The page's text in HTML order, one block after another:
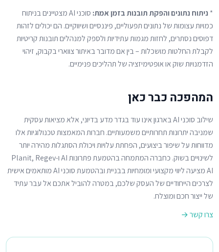
* ניתוח נתונים והפקת תובנות בזמן אמת:
סוכני AI מצטיינים בניתוח
כמויות עצומות של נתונים תפעוליים, פיננסיים ושיווקיים. הם יכולים לזהות
דפוסים נסתרים, לחזות מגמות עתידיות ולספק למנהלים תובנות קריטיות
לקבלת החלטות מושכלות – בין אם מדובר באיתור צווארי בקבוק, זיהוי
הזדמנויות שוק או אופטימיזציה של תהליכים פנימיים.
המהפכה כבר כאן
שילוב סוכני AI בארגון אינו עוד בגדר מדע בדיוני, אלא מציאות עסקית
שמניבה יתרונות תחרותיים משמעותיים. חברות המאמצות טכנולוגיות אלו
מדווחות על שיפור ביצועים, הפחתת עלויות ויכולת הסתגלות מהירה יותר
לשינויים בשוק. כחברה המתמחה בהטמעת פתרונות AI ו-Planit, Regev
AI מציעה ליווי מקצועי ומומחיות בבניית ובהטמעת סוכני AI מותאמים אישית
לצרכים הייחודיים של העסק שלכם, במטרה להוביל אתכם אל עבר עתיד
של ייצור חכם ומוצלח.
צרו קשר →